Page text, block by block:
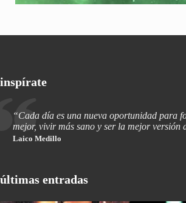
inspírate
“Cada día es una nueva oportunidad para
mejor, vivir más sano y ser la mejor versión
Laico Medillo
últimas entradas